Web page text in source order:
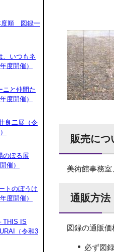
販売につ
美術館事務室
通販方法
図録の通販
必ず図
度順 図録一
、いつもネ
度開催）
ニと仲間た
度開催）
良二展（令
のぼる展
催）
トのぼうけ
度開催）
THIS IS
（令和3